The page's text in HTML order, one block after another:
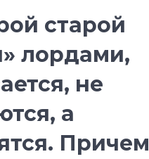
старой
лордами,
не
а